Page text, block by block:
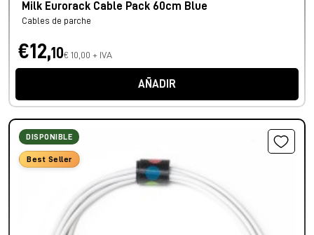
Milk Eurorack Cable Pack 60cm Blue
Cables de parche
€12,10€ 10,00 + IVA
AÑADIR
DISPONIBLE
Best Seller